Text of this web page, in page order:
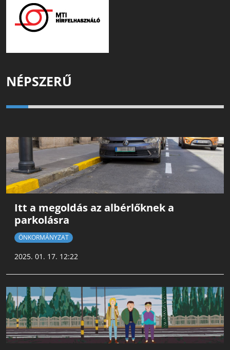
NÉPSZERŰ
Itt a megoldás az albérlőknek a
parkolásra
ÖNKORMÁNYZAT
2025. 01. 17. 12:22